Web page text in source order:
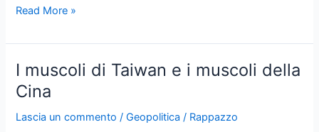
Auto-
Read More »
I muscoli di Taiwan e i muscoli della
Cina
Lascia un commento /Geopolitica / Rappazzo